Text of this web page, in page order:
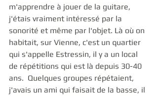
m'apprendre à jouer de la guitare,
j'étais vraiment intéressé par la
sonorité et même par l'objet. Là où on
habitait, sur Vienne, c'est un quartier
qui s'appelle Estressin, il y a un local
de répétitions qui est là depuis 30-40
ans.  Quelques groupes répétaient,
j'avais un ami qui faisait de la basse, il